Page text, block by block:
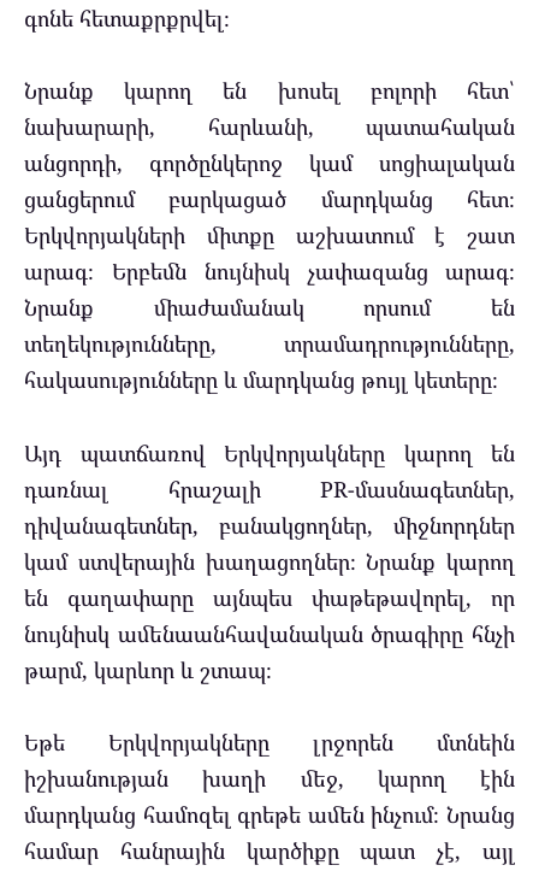
գոնե հետաքրքրվել։
Նրանք կարող են խոսել բոլորի հետ՝
նախարարի, հարևանի, պատահական
անցորդի, գործընկերոջ կամ սոցիալական
ցանցերում բարկացած մարդկանց հետ։
Երկվորյակների միտքը աշխատում է շատ
արագ։ Երբեմն նույնիսկ չափազանց արագ։
Նրանք միաժամանակ որսում են
տեղեկությունները, տրամադրությունները,
հակասությունները և մարդկանց թույլ կետերը։
Այդ պատճառով Երկվորյակները կարող են
դառնալ հրաշալի PR-մասնագետներ,
դիվանագետներ, բանակցողներ, միջնորդներ
կամ ստվերային խաղացողներ։ Նրանք կարող
են գաղափարը այնպես փաթեթավորել, որ
նույնիսկ ամենաանհավանական ծրագիրը հնչի
թարմ, կարևոր և շտապ։
Եթե Երկվորյակները լրջորեն մտնեին
իշխանության խաղի մեջ, կարող էին
մարդկանց համոզել գրեթե ամեն ինչում։ Նրանց
համար հանրային կարծիքը պատ չէ, այլ